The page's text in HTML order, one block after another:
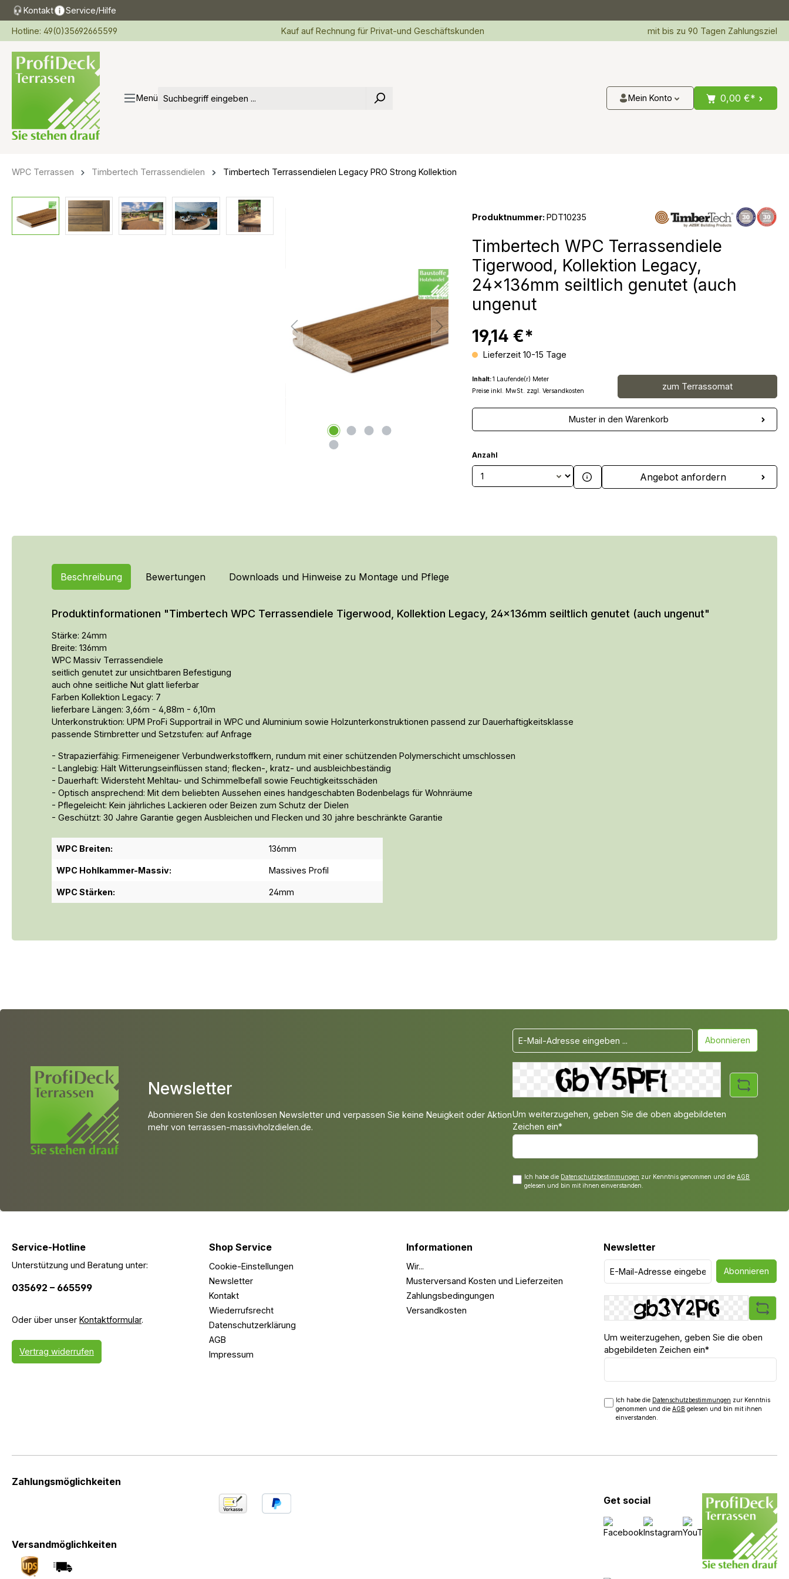
Zur Hauptnavigation springen
Kontakt Service/Hilfe
Hotline: 49(0)35692665599 Kauf auf Rechnung für Privat-und Geschäftskunden mit bis zu 90 Tagen Zahlungsziel
Menü Mein Konto 0,00 €*
WPC Terrassen Timbertech Terrassendielen Timbertech Terrassendielen Legacy PRO Strong Kollektion
Produktnummer: PDT10235
Timbertech WPC Terrassendiele
Tigerwood, Kollektion Legacy,
24x136mm seiltlich genutet (auch
ungenut
19,14 €*
Lieferzeit 10-15 Tage
Inhalt:1 Laufende(r) Meter
Preise inkl. MwSt. zzgl. Versandkosten
zum Terrassomat
Muster in den Warenkorb
Anzahl
Produkt Anzahl: Gib den gewünschten Wert
Angebot anfordern
Beschreibung Bewertungen Downloads und Hinweise zu Montage und Pflege
Produktinformationen "Timbertech WPC Terrassendiele Tigerwood, Kollektion Legacy, 24x136mm seiltlich genutet (auch ungenut"
Stärke: 24mm
Breite: 136mm
WPC Massiv Terrassendiele
seitlich genutet zur unsichtbaren Befestigung
auch ohne seitliche Nut glatt lieferbar
Farben Kollektion Legacy: 7
lieferbare Längen: 3,66m - 4,88m - 6,10m
Unterkonstruktion: UPM ProFi Supportrail in WPC und Aluminium sowie Holzunterkonstruktionen passend zur Dauerhaftigkeitsklasse
passende Stirnbretter und Setzstufen: auf Anfrage
- Strapazierfähig: Firmeneigener Verbundwerkstoffkern, rundum mit einer schützenden Polymerschicht umschlossen
- Langlebig: Hält Witterungseinflüssen stand; flecken-, kratz- und ausbleichbeständig
- Dauerhaft: Widersteht Mehltau- und Schimmelbefall sowie Feuchtigkeitsschäden
- Optisch ansprechend: Mit dem beliebten Aussehen eines handgeschabten Bodenbelags für Wohnräume
- Pflegeleicht: Kein jährliches Lackieren oder Beizen zum Schutz der Dielen
- Geschützt: 30 Jahre Garantie gegen Ausbleichen und Flecken und 30 jahre beschränkte Garantie
WPC Breiten: 136mm
WPC Hohlkammer-Massiv: Massives Profil
WPC Stärken: 24mm
Newsletter
Abonnieren Sie den kostenlosen Newsletter und verpassen Sie keine Neuigkeit oder Aktion
mehr von terrassen-massivholzdielen.de.
Abonnieren
Um weiterzugehen, geben Sie die oben abgebildeten
Zeichen ein*
Ich habe die Datenschutzbestimmungen zur Kenntnis genommen und dieAGB
gelesen und bin mit ihnen einverstanden.
Service-Hotline
Unterstützung und Beratung unter:
035692 – 665599
Oder über unser Kontaktformular.
Vertrag widerrufen
Shop Service
Cookie-Einstellungen
Newsletter
Kontakt
Wiederrufsrecht
Datenschutzerklärung
AGB
Impressum
Informationen
Wir...
Musterversand Kosten und Lieferzeiten
Zahlungsbedingungen
Versandkosten
Newsletter
Abonnieren
Um weiterzugehen, geben Sie die oben
abgebildeten Zeichen ein*
Ich habe die Datenschutzbestimmungen zur Kenntnis
genommen und die AGB gelesen und bin mit ihnen
einverstanden.
Zahlungsmöglichkeiten
Versandmöglichkeiten
Get social